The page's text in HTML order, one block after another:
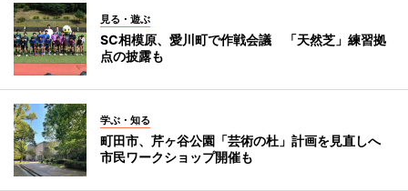
見る・遊ぶ
SC相模原、愛川町で作戦会議 「天然芝」練習拠
点の披露も
学ぶ・知る
町田市、芹ヶ谷公園「芸術の杜」計画を見直しへ
市民ワークショップ開催も